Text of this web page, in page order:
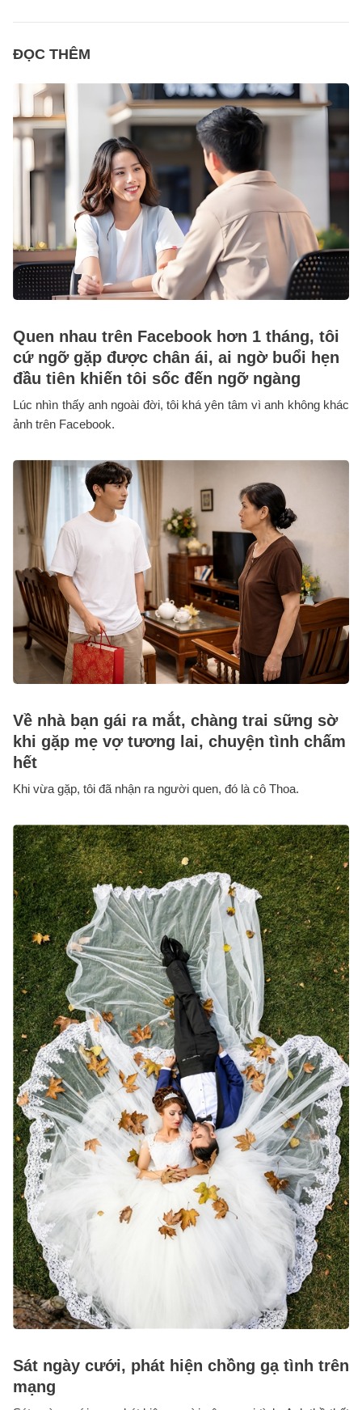
ĐỌC THÊM
Quen nhau trên Facebook hơn 1 tháng, tôi
cứ ngỡ gặp được chân ái, ai ngờ buổi hẹn
đầu tiên khiến tôi sốc đến ngỡ ngàng
Lúc nhìn thấy anh ngoài đời, tôi khá yên tâm vì anh không khác
ảnh trên Facebook.
Về nhà bạn gái ra mắt, chàng trai sững sờ
khi gặp mẹ vợ tương lai, chuyện tình chấm
hết
Khi vừa gặp, tôi đã nhận ra người quen, đó là cô Thoa.
Sát ngày cưới, phát hiện chồng gạ tình trên
mạng